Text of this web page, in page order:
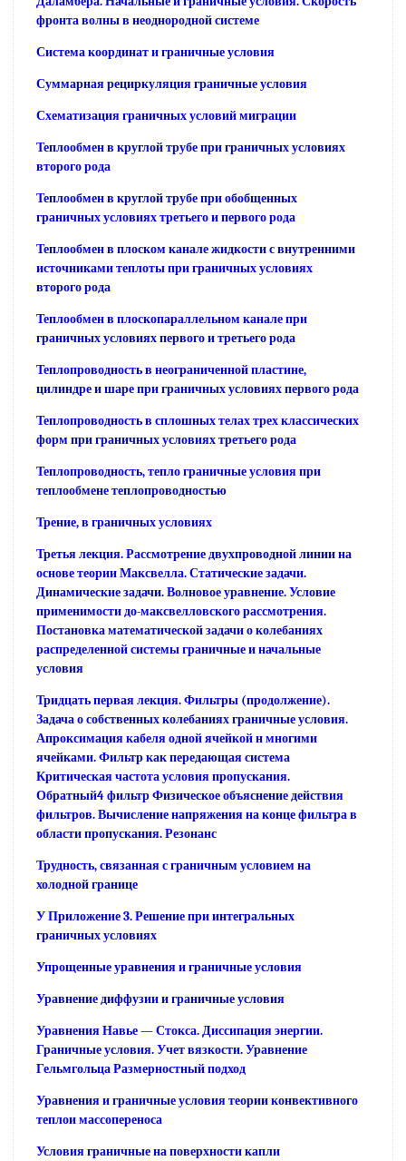
фронта волны в неоднородной системе
Система координат и граничные условия
Суммарная рециркуляция граничные условия
Схематизация граничных условий миграции
Теплообмен в круглой трубе при граничных условиях
второго рода
Теплообмен в круглой трубе при обобщенных
граничных условиях третьего и первого рода
Теплообмен в плоском канале жидкости с внутренними
источниками теплоты при граничных условиях
второго рода
Теплообмен в плоскопараллельном канале при
граничных условиях первого и третьего рода
Теплопроводность в неограниченной пластине,
цилиндре и шаре при граничных условиях первого рода
Теплопроводность в сплошных телах трех классических
форм при граничных условиях третьего рода
Теплопроводность, тепло граничные условия при
теплообмене теплопроводностью
Трение, в граничных условиях
Третья лекция. Рассмотрение двухпроводной линии на
основе теории Максвелла. Статические задачи.
Динамические задачи. Волновое уравнение. Условие
применимости до-максвелловского рассмотрения.
Постановка математической задачи о колебаниях
распределенной системы граничные и начальные
условия
Тридцать первая лекция. Фильтры (продолжение).
Задача о собственных колебаниях граничные условия.
Апроксимация кабеля одной ячейкой н многими
ячейками. Фильтр как передающая система
Критическая частота условия пропускания.
Обратный4 фильтр Физическое объяснение действия
фильтров. Вычисление напряжения на конце фильтра в
области пропускания. Резонанс
Трудность, связанная с граничным условием на
холодной границе
У Приложение 3. Решение при интегральных
граничных условиях
Упрощенные уравнения и граничные условия
Уравнение диффузии и граничные условия
Уравнения Навье — Стокса. Диссипация энергии.
Граничные условия. Учет вязкости. Уравнение
Гельмгольца Размерностный подход
Уравнения и граничные условия теории конвективного
теплои массопереноса
Условия граничные на поверхности капли